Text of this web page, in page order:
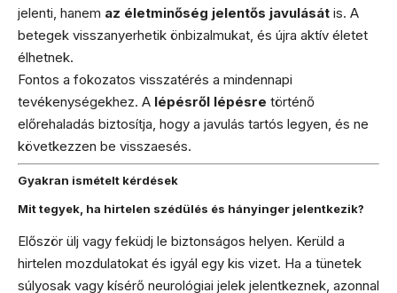
jelenti, hanem az életminőség jelentős javulását is. A
betegek visszanyerhetik önbizalmukat, és újra aktív életet
élhetnek.
Fontos a fokozatos visszatérés a mindennapi
tevékenységekhez. A lépésről lépésre történő
előrehaladás biztosítja, hogy a javulás tartós legyen, és ne
következzen be visszaesés.
Gyakran ismételt kérdések
Mit tegyek, ha hirtelen szédülés és hányinger jelentkezik?
Először ülj vagy feküdj le biztonságos helyen. Kerüld a
hirtelen mozdulatokat és igyál egy kis vizet. Ha a tünetek
súlyosak vagy kísérő neurológiai jelek jelentkeznek, azonnal